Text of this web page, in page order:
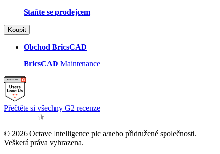
Staňte se prodejcem
Koupit
Obchod BricsCAD
BricsCAD Maintenance
Přečtěte si všechny G2 recenze
© 2026 Octave Intelligence plc a/nebo přidružené společnosti.
Veškerá práva vyhrazena.